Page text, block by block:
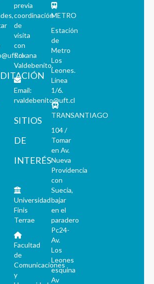
previa
coordinación
de
visita
con
Roxana
Valdebenito.
Email:
rvaldebenito@uft.cl
SITIOS
DE
INTERÉS
Universidad
Finis
Terrae
Facultad
de
Comunicaciones
y
METRO
Estación
de
Metro
Los
Leones.
Línea
1/6.
TRANSANTIAGO
104 /
Tomar
en Av.
Nueva
Providencia
con
Suecia,
bajar
en el
paradero
Pc24-
Av.
Los
Leones
esquina
Av